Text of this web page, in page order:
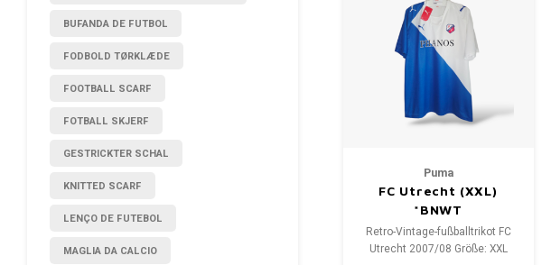
BUFANDA DE FUTBOL
FODBOLD TØRKLÆDE
FOOTBALL SCARF
FOTBALL SKJERF
GESTRICKTER SCHAL
KNITTED SCARF
LENÇO DE FUTEBOL
MAGLIA DA CALCIO
Puma
FC Utrecht (XXL)
*BNWT
Retro-Vintage-fußballtrikot FC
Utrecht 2007/08 Größe: XXL